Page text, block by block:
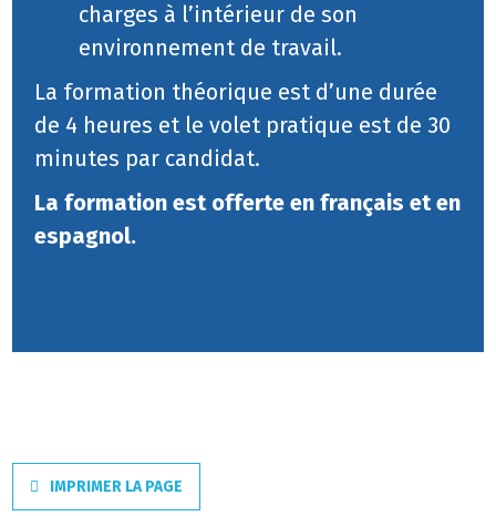
charges à l’intérieur de son
environnement de travail.
La formation théorique est d’une durée
de 4 heures et le volet pratique est de 30
minutes par candidat.
La formation est offerte en français et en
espagnol.
IMPRIMER LA PAGE